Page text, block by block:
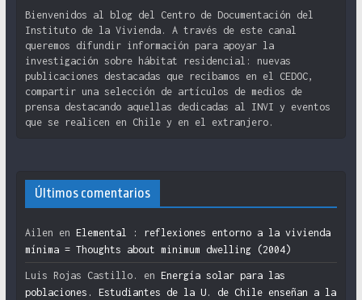
Bienvenidos al blog del Centro de Documentación del
Instituto de la Vivienda. A través de este canal
queremos difundir información para apoyar la
investigación sobre hábitat residencial: nuevas
publicaciones destacadas que recibamos en el CEDOC,
compartir una selección de artículos de medios de
prensa destacando aquellas dedicadas al INVI y eventos
que se realicen en Chile y en el extranjero.
Últimos comentarios
Ailen en Elemental : reflexiones entorno a la vivienda
mínima = Thoughts about minimum dwelling (2004)
Luis Rojas Castillo. en Energía solar para las
poblaciones. Estudiantes de la U. de Chile enseñan a la